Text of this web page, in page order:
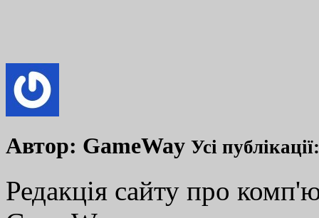
Автор: GameWay Усі
Редакція сайту про